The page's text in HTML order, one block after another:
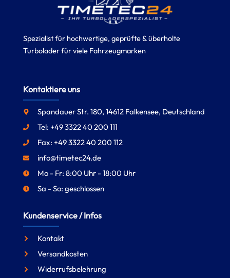
Spezialist für hochwertige, geprüfte & überholte
Turbolader für viele Fahrzeugmarken
Kontaktiere uns
Spandauer Str. 180, 14612 Falkensee, Deutschland
Tel: +49 3322 40 200 111
Fax: +49 3322 40 200 112
info@timetec24.de
Mo - Fr: 8:00 Uhr - 18:00 Uhr
Sa - So: geschlossen
Kundenservice / Infos
Kontakt
Versandkosten
Widerrufsbelehrung